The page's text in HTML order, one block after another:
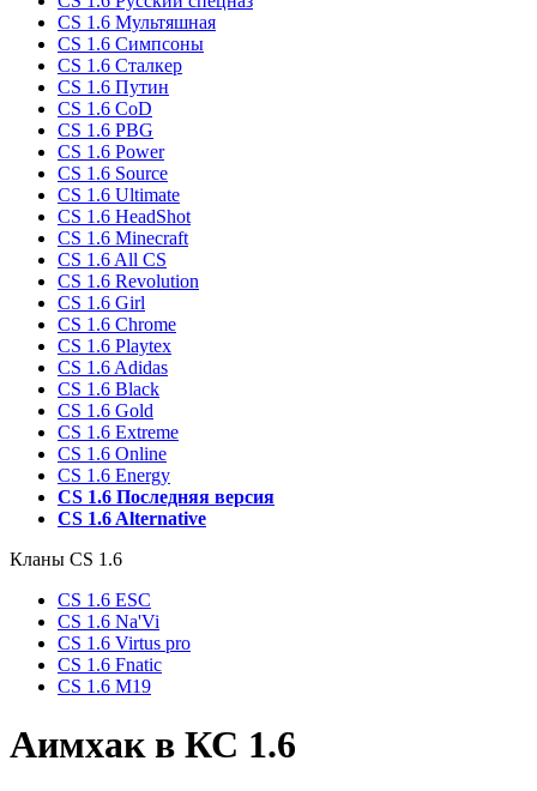
CS 1.6 Мультяшная
CS 1.6 Симпсоны
CS 1.6 Сталкер
CS 1.6 Путин
CS 1.6 CoD
CS 1.6 PBG
CS 1.6 Power
CS 1.6 Source
CS 1.6 Ultimate
CS 1.6 HeadShot
CS 1.6 Minecraft
CS 1.6 All CS
CS 1.6 Revolution
CS 1.6 Girl
CS 1.6 Chrome
CS 1.6 Playtex
CS 1.6 Adidas
CS 1.6 Black
CS 1.6 Gold
CS 1.6 Extreme
CS 1.6 Online
CS 1.6 Energy
CS 1.6 Последняя версия
CS 1.6 Alternative
Кланы СS 1.6
CS 1.6 ESC
CS 1.6 Na'Vi
CS 1.6 Virtus pro
CS 1.6 Fnatic
CS 1.6 M19
Аимхак в КС 1.6